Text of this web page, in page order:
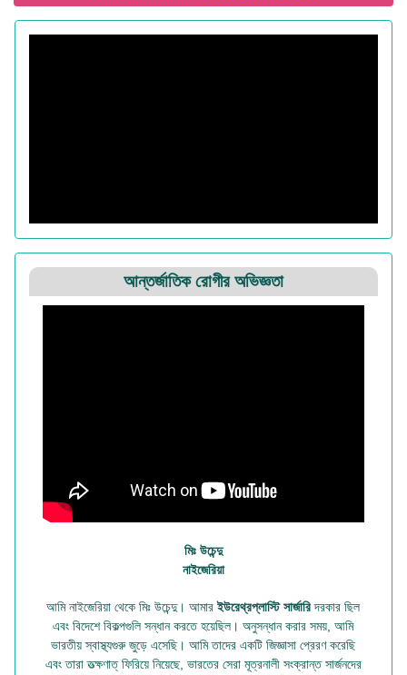
আন্তর্জাতিক রোগীর অভিজ্ঞতা
মিঃ উচেন্দু
নাইজেরিয়া
আমি নাইজেরিয়া থেকে মিঃ উচেন্দু। আমারইউরেথ্রপ্লাস্টি সার্জারিদরকার ছিল
এবং বিদেশে বিকল্পগুলি সন্ধান করতে হয়েছিল। অনুসন্ধান করার সময়, আমি
ভারতীয় স্বাস্থ্যগুরু জুড়ে এসেছি। আমি তাদের একটি জিজ্ঞাসা প্রেরণ করেছি
এবং তারা তত্ক্ষণাত্ ফিরিয়ে নিয়েছে, ভারতের সেরা মূত্রনালী সংক্রান্ত সার্জনদের